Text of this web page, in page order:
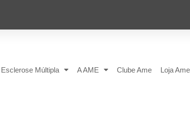
Esclerose Múltipla A AME Clube Ame Loja Ame